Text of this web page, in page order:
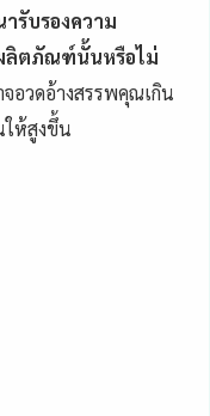
รับรองความ
ลิตภัณฑ์นั้นหรือไม่
อวดอ้างสรรพคุณเกิน
ห้สูงขึ้น